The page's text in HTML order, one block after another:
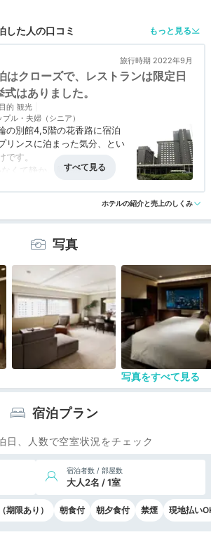
を魅せる庭園。観音堂や鐘楼など見応え
料理、鉄板焼きなど様々。選べる豊富な
した人の口コミ もっと見る
旅行時期 2022年9月
クローズで、レストランは限定日
はありました。
的 観光
プル・夫婦（シニア）
の別館4,5階の花香路に宿泊
リンスに泊まった気分、とい
です。
くて静か。新高輪もさくら
内レストランは稼働していた
た。
は灯りが一杯なのに、こちら
中なので、ラウンジホッピン
、行けなくて残念でした。
さくらタワーを通り越して、
方が近道です。
ホテルを巡回するので、歩い
。
ホテルの紹介と売上のしくみ
写真
写真をすべて見る
宿泊プラン
日、人数で空室状況をチェック
宿泊者数 / 部屋数
大人2名 / 1室
期限あり） 朝食付 朝夕食付 禁煙 現地払い